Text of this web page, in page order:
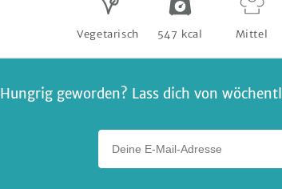
Vegetarisch 547 kcal Mittel
Hungrig geworden? Lass dich von